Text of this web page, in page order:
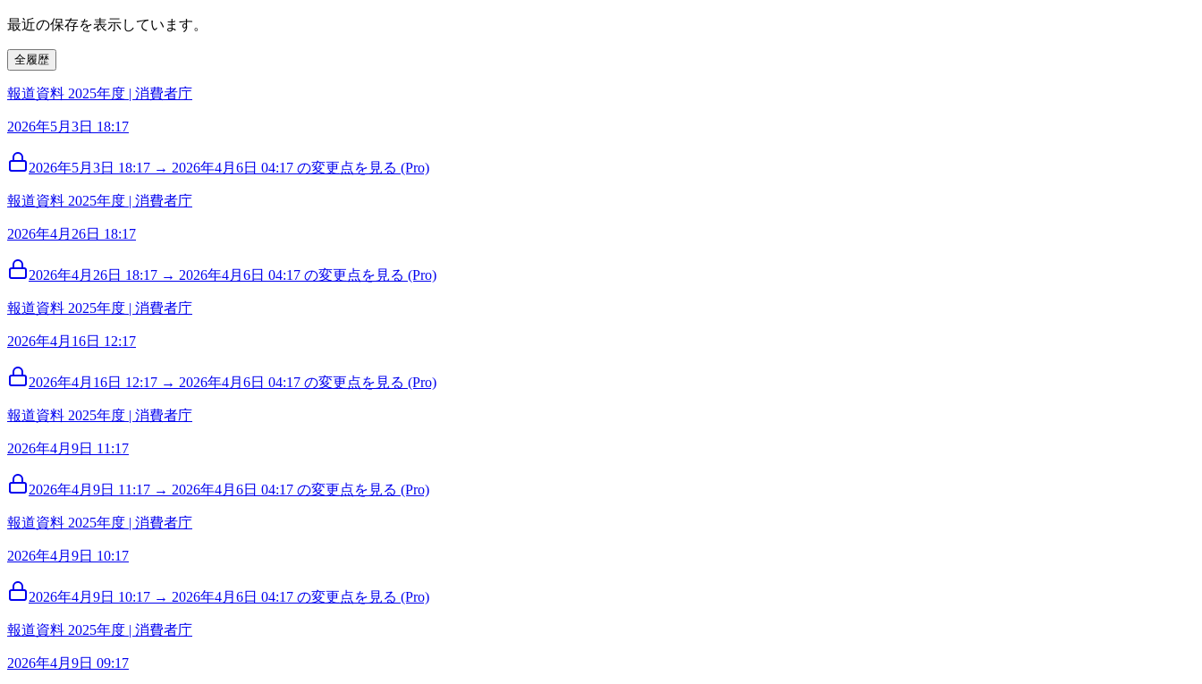
最近の保存を表示しています。
全履歴
報道資料 2025年度 | 消費者庁
2026年5月3日 18:17
2026年5月3日 18:17 → 2026年4月6日 04:17 の変更点を見る (Pro)
報道資料 2025年度 | 消費者庁
2026年4月26日 18:17
2026年4月26日 18:17 → 2026年4月6日 04:17 の変更点を見る (Pro)
報道資料 2025年度 | 消費者庁
2026年4月16日 12:17
2026年4月16日 12:17 → 2026年4月6日 04:17 の変更点を見る (Pro)
報道資料 2025年度 | 消費者庁
2026年4月9日 11:17
2026年4月9日 11:17 → 2026年4月6日 04:17 の変更点を見る (Pro)
報道資料 2025年度 | 消費者庁
2026年4月9日 10:17
2026年4月9日 10:17 → 2026年4月6日 04:17 の変更点を見る (Pro)
報道資料 2025年度 | 消費者庁
2026年4月9日 09:17